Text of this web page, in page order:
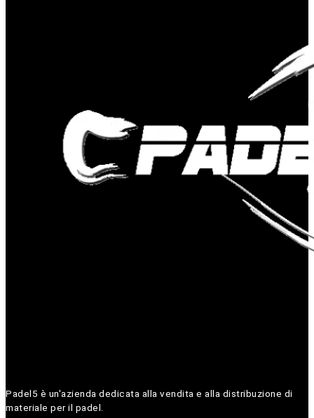
Padel5 è un'azienda dedicata alla vendita e alla distribuzione di
materiale per il padel.